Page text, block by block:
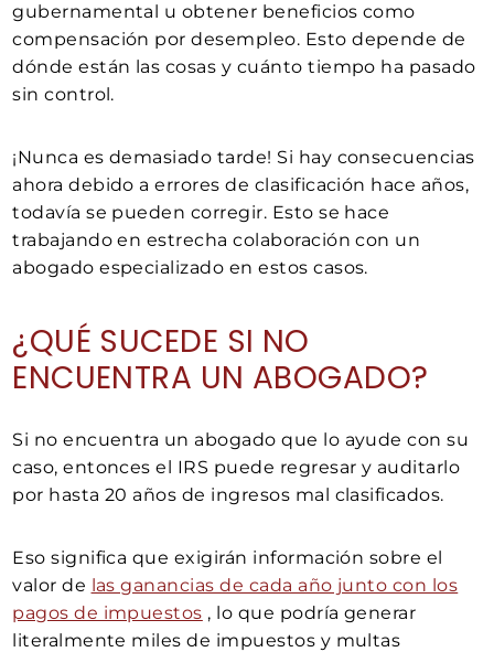
gubernamental u obtener beneficios como
compensación por desempleo. Esto depende de
dónde están las cosas y cuánto tiempo ha pasado
sin control.
¡Nunca es demasiado tarde! Si hay consecuencias
ahora debido a errores de clasificación hace años,
todavía se pueden corregir. Esto se hace
trabajando en estrecha colaboración con un
abogado especializado en estos casos.
¿QUÉ SUCEDE SI NO
ENCUENTRA UN ABOGADO?
Si no encuentra un abogado que lo ayude con su
caso, entonces el IRS puede regresar y auditarlo
por hasta 20 años de ingresos mal clasificados.
Eso significa que exigirán información sobre el
valor de las ganancias de cada año junto con los
pagos de impuestos , lo que podría generar
literalmente miles de impuestos y multas